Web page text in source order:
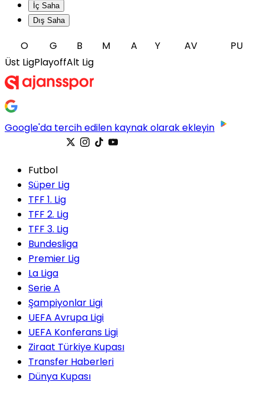
İç Saha
Dış Saha
O G B M A Y AV
PU
Üst LigPlayoffAlt Lig
Google'da tercih edilen kaynak olarak ekleyin
Futbol
Süper Lig
TFF 1. Lig
TFF 2. Lig
TFF 3. Lig
Bundesliga
Premier Lig
La Liga
Serie A
Şampiyonlar Ligi
UEFA Avrupa Ligi
UEFA Konferans Ligi
Ziraat Türkiye Kupası
Transfer Haberleri
Dünya Kupası